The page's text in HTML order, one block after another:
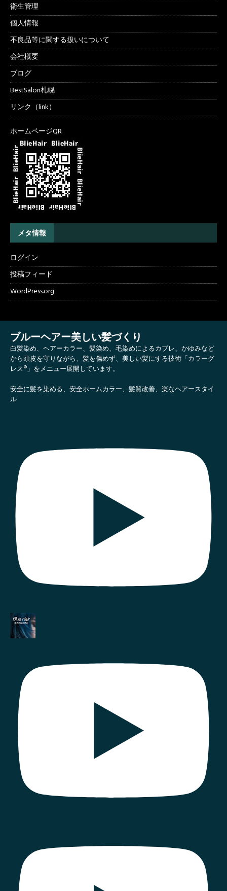
衛生管理
個人情報
不良品等に関する扱いについて
会社概要
ブログ
BestSalon札幌
リンク（link）
ホームページQR
メタ情報
ログイン
投稿フィード
WordPress.org
ブルーヘアー美しい髪づくり
白髪染め、ヘアーカラー、髪染め、毛染めによるカブレ、かゆみなど
から頭皮を守りながら、髪を傷めず、美しい髪にする技術「カラーグ
レス®」をメニュー展開しています。
安全に髪を染める、安全ホームカラー、髪質改善、楽なヘアースタイ
ル